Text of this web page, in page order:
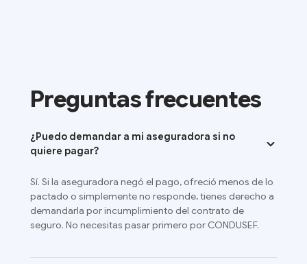
Preguntas frecuentes
¿Puedo demandar a mi aseguradora si no
quiere pagar?
Sí. Si la aseguradora negó el pago, ofreció menos de lo
pactado o simplemente no responde, tienes derecho a
demandarla por incumplimiento del contrato de
seguro. No necesitas pasar primero por CONDUSEF.